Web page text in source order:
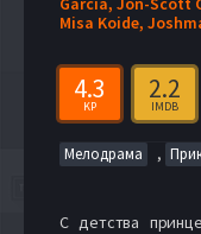
Misa Koide,
4.3
KP
2.2
IMDB
Мелодрама ,
С детства